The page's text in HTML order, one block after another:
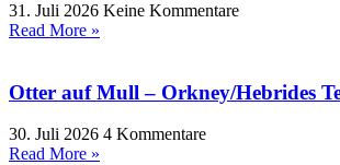
31. Juli 2026 Keine Kommentare
Read More »
Otter auf Mull – Orkney/Hebrides
30. Juli 2026 4 Kommentare
Read More »